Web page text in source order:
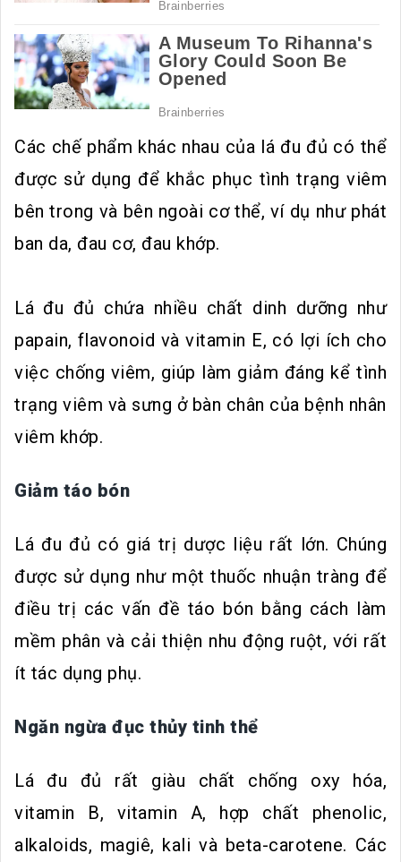
Các chế phẩm khác nhau của lá đu đủ có thể
được sử dụng để khắc phục tình trạng viêm
bên trong và bên ngoài c‌ơ th‌ể, ví dụ như phát
ban da, đau cơ, đau khớp.
Lá đu đủ chứa nhiều chất dinh dưỡng như
papain, flavonoid và vitamin E, có lợi ích cho
việc chống viêm, giúp làm giảm đáng kể tình
trạng viêm và sưng ở bàn chân của bệnh nhân
viêm khớp.
Giảm táo bón
Lá đu đủ có giá trị dược liệu rất lớn. Chúng
được sử dụng như một thuốc nhuận tràng để
điều trị các vấn đề táo bón bằng cách làm
mềm phân và cải thiện nhu động ruột, với rất
ít tác dụng phụ.
Ngăn ngừa đục thủy tinh thể
Lá đu đủ rất giàu chất chống oxy hóa,
vitamin B, vitamin A, hợp chất phenolic,
alkaloids, magiê, kali và beta-carotene. Các